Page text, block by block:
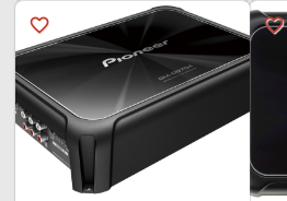
favorite_border
favorite_border